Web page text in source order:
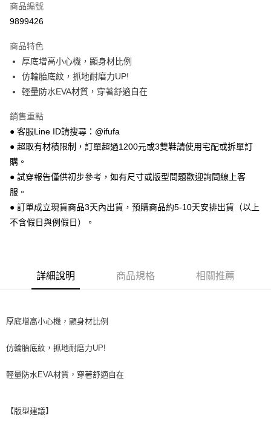
Apple Pay
悠遊付
Google Pay
全盈+PAY
AFTEE先享後付
相關說明
【關於「AFTEE先享後付」】
AFTEE先享後付是「在收到商品之後才付款」的支付方式。 讓您購物簡單
１．簡單：不需註冊會員、不需綁卡、不需儲值。
２．便利：只要手機號碼，簡訊認證，即可結帳。
３．安心：先確認商品／服務後，再付款。
【「AFTEE先享後付」結帳流程】
ATM／網路銀行／等多元方式進行付款，方視為交易完成。
※ 請注意：結帳手續完成當下不需立刻繳費，但若您需要取消訂單，請聯絡
※ 交易是否成功請以「AFTEE先享後付 」之結帳頁面顯示為準，若有關於
客戶支援中心」https://netprotections.freshdesk.com/support/home
１．透過由恩沛科技股份有限公司提供之「AFTEE先享後付」服務完成之交
２．關於個人資料處理事宜，請瀏覽以下網址：
ATM付款
全家 取貨付款
每筆NT$70，滿NT$999(含以上)免運費
7-11 取貨付款
付款後 7-11取貨
每筆NT$90，滿NT$999(含以上)免運費
商品編號
9899426
商品特色
厚底增高小心機，顯身材比例
仿輪胎底紋，抓地耐磨力UP!
輕量防水EVA材質，穿著舒適自在
銷售重點
● 客服Line ID請搜尋：@ifufa
● 超取有材積限制，訂單超過1200元或3雙鞋請使用宅配或拆單訂
購。
● 試穿報告僅供初步參考，如有尺寸或版型問題歡迎詢問線上客
服。
● 訂單成立現貨商品3天內出貨，預購商品約5-10天安排出貨（以上
不含假日與例假日）。
詳細說明 商品規格 相關推薦
厚底增高小心機，顯身材比例
仿輪胎底紋，抓地耐磨力UP!
輕量防水EVA材質，穿著舒適自在
【版型建議】